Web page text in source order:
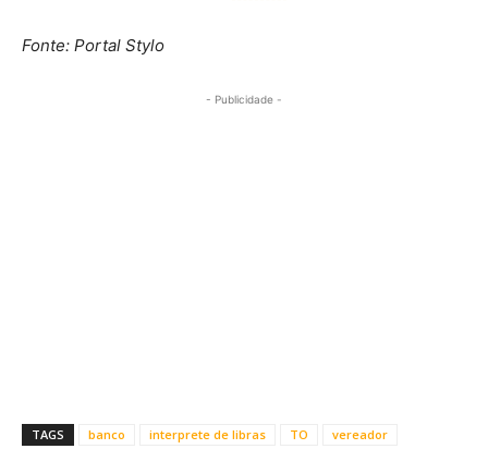
Fonte: Portal Stylo
- Publicidade -
TAGS banco interprete de libras TO vereador